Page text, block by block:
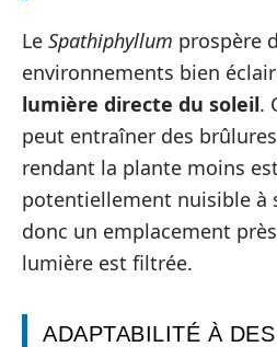
Le Spathiphyllum prospère
environnements bien
lumière directe du soleil.
peut entraîner des
rendant la plante moins
potentiellement nuisible à
donc un emplacement
lumière est filtrée.
ADAPTABILITÉ À